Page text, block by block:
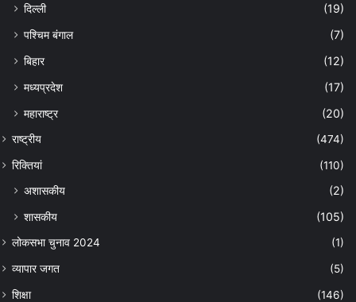
दिल्ली
(19)
पश्चिम बंगाल
(7)
बिहार
(12)
मध्यप्रदेश
(17)
महाराष्ट्र
(20)
राष्ट्रीय (474)
रिक्तियां (110)
अशासकीय
(2)
शासकीय
(105)
लोकसभा चुनाव 2024 (1)
व्यापार जगत (5)
शिक्षा (146)